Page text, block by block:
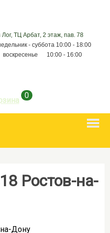
ТЦ Арбат, 2 этаж, пав. 78
- суббота 10:00 - 18:00
воскресенье 10:00 - 16:00
0
Ростов-на-